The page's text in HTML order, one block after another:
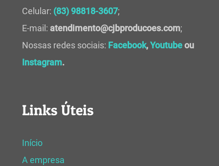
Celular: (83) 98818-3607;
E-mail: atendimento@cjbproducoes.com;
Nossas redes sociais: Facebook,Youtubeou
Instagram.
Links Úteis
Início
A empresa